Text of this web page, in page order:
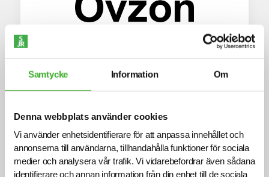
Samtycke Information Om
Denna webbplats använder cookies
Vi använder enhetsidentifierare för att anpassa innehållet och
annonserna till användarna, tillhandahålla funktioner för sociala
medier och analysera vår trafik. Vi vidarebefordrar även sådana
identifierare och annan information från din enhet till de sociala
Group Financial Controller
Ovzon, Stockholm